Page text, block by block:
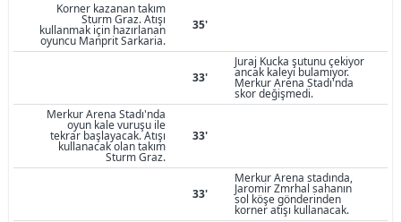
Korner kazanan takım
Sturm Graz. Atışı
kullanmak için hazırlanan
oyuncu Manprit Sarkaria.
35'
33'
Juraj Kucka şutunu çekiyor
ancak kaleyi bulamıyor.
Merkur Arena Stadı'nda
skor değişmedi.
Merkur Arena Stadı'nda
oyun kale vuruşu ile
tekrar başlayacak. Atışı
kullanacak olan takım
Sturm Graz.
33'
33'
Merkur Arena stadında,
Jaromir Zmrhal sahanın
sol köşe gönderinden
korner atışı kullanacak.